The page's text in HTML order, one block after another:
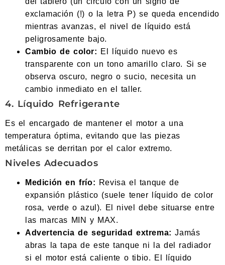
exclamación (!) o la letra P) se queda encendido
mientras avanzas, el nivel de líquido está
peligrosamente bajo.
Cambio de color: El líquido nuevo es
transparente con un tono amarillo claro. Si se
observa oscuro, negro o sucio, necesita un
cambio inmediato en el taller.
4. Líquido Refrigerante
Es el encargado de mantener el motor a una
temperatura óptima, evitando que las piezas
metálicas se derritan por el calor extremo.
Niveles Adecuados
Medición en frío: Revisa el tanque de
expansión plástico (suele tener líquido de color
rosa, verde o azul). El nivel debe situarse entre
las marcas MIN y MAX.
Advertencia de seguridad extrema: Jamás
abras la tapa de este tanque ni la del radiador
si el motor está caliente o tibio. El líquido